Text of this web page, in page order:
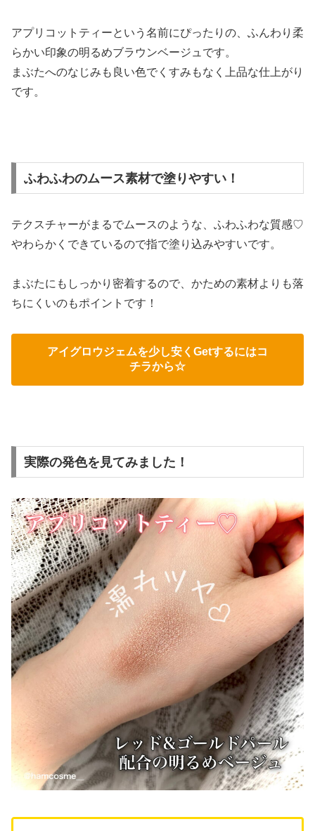
アプリコットティーという名前にぴったりの、ふんわり柔
らかい印象の明るめブラウンベージュです。
まぶたへのなじみも良い色でくすみもなく上品な仕上がり
です。
ふわふわのムース素材で塗りやすい！
テクスチャーがまるでムースのような、ふわふわな質感♡
やわらかくできているので指で塗り込みやすいです。
まぶたにもしっかり密着するので、かための素材よりも落
ちにくいのもポイントです！
アイグロウジェムを少し安くGetするにはコ
チラから☆
実際の発色を見てみました！